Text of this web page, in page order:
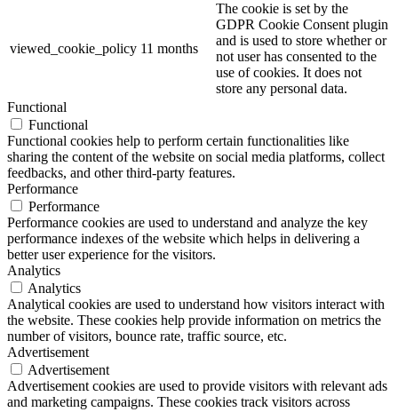
viewed_cookie_policy 11 months
The cookie is set by the
GDPR Cookie Consent plugin
and is used to store whether or
not user has consented to the
use of cookies. It does not
store any personal data.
Functional
Functional
Functional cookies help to perform certain functionalities like
sharing the content of the website on social media platforms, collect
feedbacks, and other third-party features.
Performance
Performance
Performance cookies are used to understand and analyze the key
performance indexes of the website which helps in delivering a
better user experience for the visitors.
Analytics
Analytics
Analytical cookies are used to understand how visitors interact with
the website. These cookies help provide information on metrics the
number of visitors, bounce rate, traffic source, etc.
Advertisement
Advertisement
Advertisement cookies are used to provide visitors with relevant ads
and marketing campaigns. These cookies track visitors across